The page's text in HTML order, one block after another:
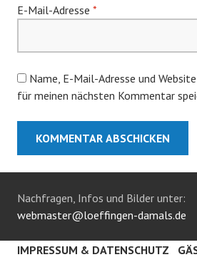
E-Mail-Adresse *
Name, E-Mail-Adresse und
für meinen nächsten Kommentar
Nachfragen, Infos und Bilder unter:
webmaster@loeffingen-damals.de
IMPRESSUM & DATENSCHUTZ